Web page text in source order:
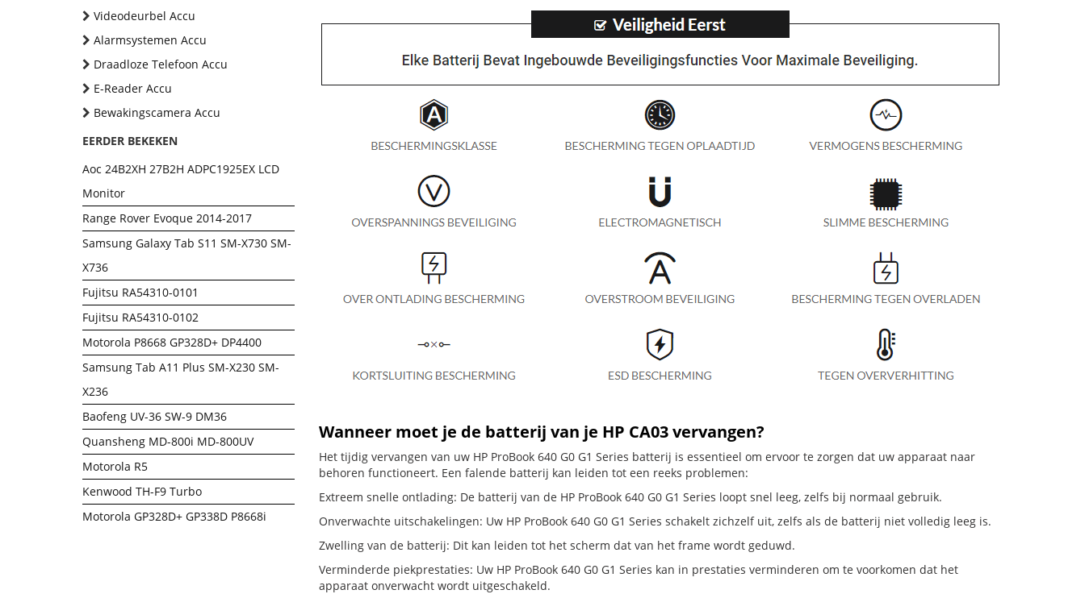
Videodeurbel Accu
Alarmsystemen Accu
Draadloze Telefoon Accu
E-Reader Accu
Bewakingscamera Accu
EERDER BEKEKEN
Aoc 24B2XH 27B2H ADPC1925EX LCD
Monitor
Range Rover Evoque 2014-2017
Samsung Galaxy Tab S11 SM-X730 SM-
X736
Fujitsu RA54310-0101
Fujitsu RA54310-0102
Motorola P8668 GP328D+ DP4400
Samsung Tab A11 Plus SM-X230 SM-
X236
Baofeng UV-36 SW-9 DM36
Quansheng MD-800i MD-800UV
Motorola R5
Kenwood TH-F9 Turbo
Motorola GP328D+ GP338D P8668i
Wanneer moet je de batterij van je HP CA03 vervangen?
Het tijdig vervangen van uw HP ProBook 640 G0 G1 Series batterij is essentieel om ervoor te zorgen dat uw apparaat naar
behoren functioneert. Een falende batterij kan leiden tot een reeks problemen:
Extreem snelle ontlading: De batterij van de HP ProBook 640 G0 G1 Series loopt snel leeg, zelfs bij normaal gebruik.
Onverwachte uitschakelingen: Uw HP ProBook 640 G0 G1 Series schakelt zichzelf uit, zelfs als de batterij niet volledig leeg is.
Zwelling van de batterij: Dit kan leiden tot het scherm dat van het frame wordt geduwd.
Verminderde piekprestaties: Uw HP ProBook 640 G0 G1 Series kan in prestaties verminderen om te voorkomen dat het
apparaat onverwacht wordt uitgeschakeld.